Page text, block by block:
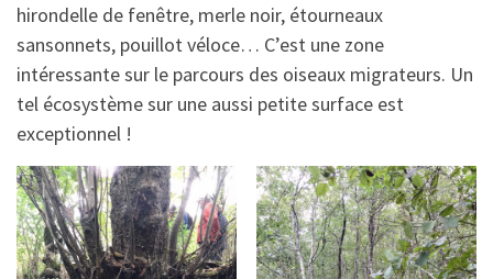
hirondelle de fenêtre, merle noir, étourneaux
sansonnets, pouillot véloce… C’est une zone
intéressante sur le parcours des oiseaux migrateurs. Un
tel écosystème sur une aussi petite surface est
exceptionnel !